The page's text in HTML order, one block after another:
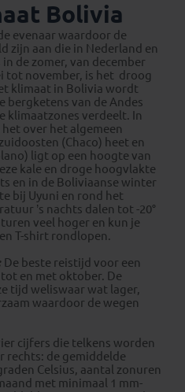
Bolivia
evenaar waardoor de
zijn aan die in Nederland en
de zomer, van december
tot november, is het droog
klimaat in Bolivia wordt
bergketens van de Andes
klimaatzones verdeelt. In
over het algemeen
(Chaco) heet en
ligt op een hoogte van
kale en droge hoogvlakte
en in de Boliviaanse winter
bij Uyuni en rond het
’s nachts dalen tot -20°
veel hoger en kun je
T-shirt rondlopen.
De beste reistijd voor een
tot en met oktober. De
tijd weliswaar wat lager,
waardoor de wegen
cijfers die telkens worden
rechts: de gemiddelde
Celsius, aantal zonuren
met minimaal 1 mm-